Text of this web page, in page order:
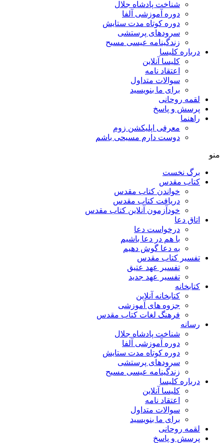
شناخت پادشاه جلال
دوره آموزشی آلفا
دوره کوتاه مدت ستایش
سرودهای پرستشی
زندگینامه عیسی مسیح
درباره کلیسا
کلیسا آنلاین
اعتقاد نامه
سوالات متداول
برای ما بنویسید
لقمه روحانی
پرسش و پاسخ
راهنما
معرفی اپلیکشن زوم
دوست دارم مسیحی باشم
منو
برگ نخست
کتاب مقدس
خواندن کتاب مقدس
دریافت کتاب مقدس
خودآزمون آنلاین کتاب مقدس
اتاق دعا
درخواست دعا
با هم در دعا باشیم
به دعا گوش دهیم
تفسیر کتاب مقدس
تفسیر عهد عتیق
تفسیر عهد جدید
کتابخانه
کتابخانه آنلاین
جزوه های آموزشی
فرهنگ لغات کتاب مقدس
رسانه
شناخت پادشاه جلال
دوره آموزشی آلفا
دوره کوتاه مدت ستایش
سرودهای پرستشی
زندگینامه عیسی مسیح
درباره کلیسا
کلیسا آنلاین
اعتقاد نامه
سوالات متداول
برای ما بنویسید
لقمه روحانی
پرسش و پاسخ